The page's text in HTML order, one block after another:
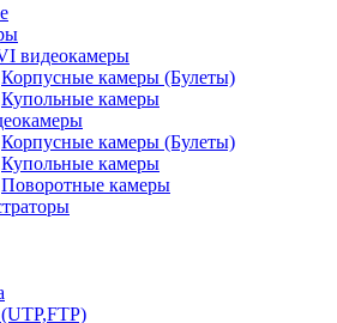
видеокамеры
Корпусные камеры (Булеты)
Купольные камеры
Корпусные камеры (Булеты)
Купольные камеры
Поворотные камеры